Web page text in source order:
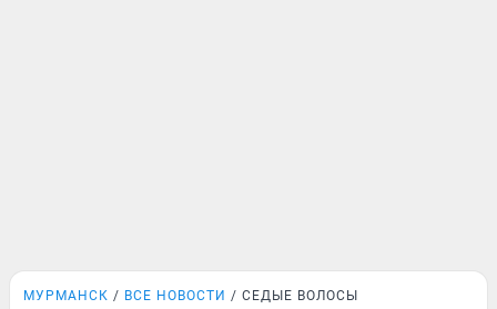
МУРМАНСК ВСЕ НОВОСТИ СЕДЫЕ ВОЛОСЫ